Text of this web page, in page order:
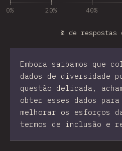
0% 20% 40%
% de respostas
Embora saibamos que
dados de diversidade
questão delicada,
obter esses dados
melhorar os esforços
termos de inclusão e